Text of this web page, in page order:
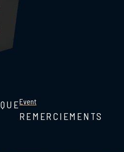
Event
REMERCIEMENTS